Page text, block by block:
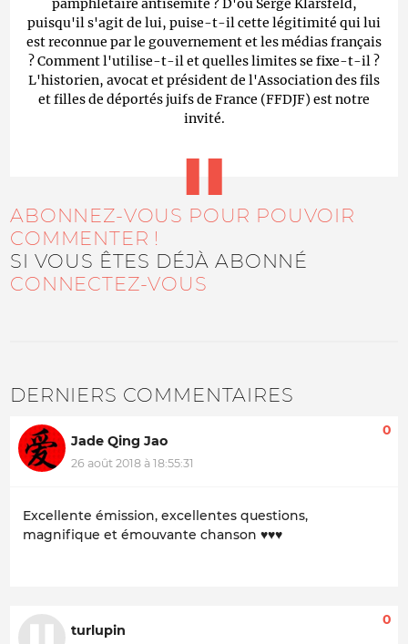
pamphlétaire antisémite ? D'où Serge Klarsfeld,
puisqu'il s'agit de lui, puise-t-il cette légitimité qui lui
est reconnue par le gouvernement et les médias français
? Comment l'utilise-t-il et quelles limites se fixe-t-il ?
L'historien, avocat et président de l'Association des fils
et filles de déportés juifs de France (FFDJF) est notre
invité.
ABONNEZ-VOUS POUR POUVOIR
COMMENTER !
SI VOUS ÊTES DÉJÀ ABONNÉ
CONNECTEZ-VOUS
DERNIERS COMMENTAIRES
Jade Qing Jao
26 août 2018 à 18:55:31
0
Excellente émission, excellentes questions,
magnifique et émouvante chanson ♥♥♥
turlupin
0